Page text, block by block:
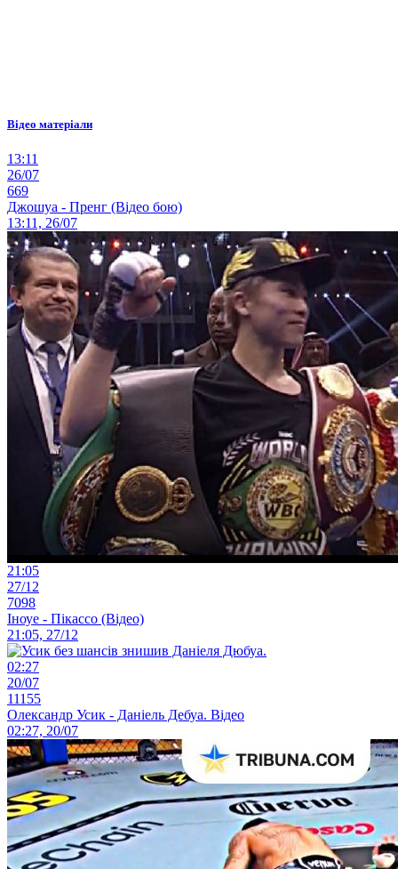
Відео матеріали
13:11
26/07
669
Джошуа - Пренг (Відео бою)
13:11, 26/07
21:05
27/12
7098
Іноуе - Пікассо (Відео)
21:05, 27/12
02:27
20/07
11155
Олександр Усик - Даніель Дебуа. Відео
02:27, 20/07